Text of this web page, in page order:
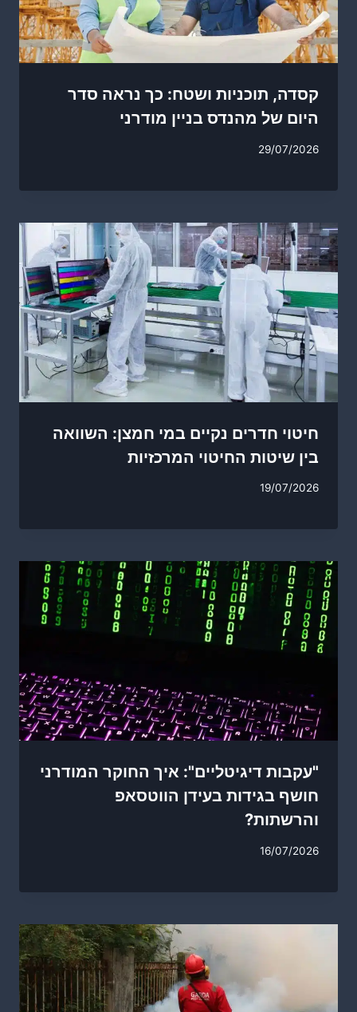
קסדה, תוכניות ושטח: כך נראה סדר
היום של מהנדס בניין מודרני
29/07/2026
חיטוי חדרים נקיים במי חמצן: השוואה
בין שיטות החיטוי המרכזיות
19/07/2026
"עקבות דיגיטליים": איך החוקר המודרני
חושף בגידות בעידן הווטסאפ
והרשתות?
16/07/2026